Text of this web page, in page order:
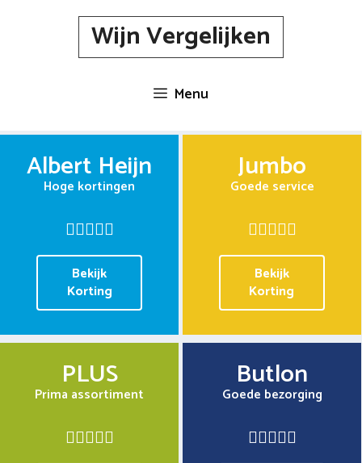
Wijn Vergelijken
Menu
Albert Heijn
Hoge kortingen
Bekijk
Korting
Jumbo
Goede service
Bekijk
Korting
PLUS
Prima assortiment
Butlon
Goede bezorging